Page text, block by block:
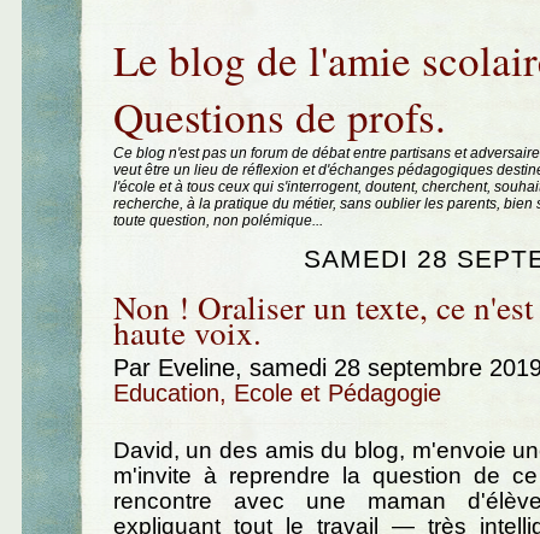
Le blog de l'amie
Questions de profs.
Ce blog n'est pas un forum de débat entre partisans et
veut être un lieu de réflexion et d'échanges pédagogiques
l'école et à tous ceux qui s'interrogent, doutent, cherchent,
recherche, à la pratique du métier, sans oublier les parents, bien
toute question, non polémique...
SAMEDI 28
Non ! Oraliser un texte, ce
haute voix.
Par Eveline, samedi 28 septembre
Education, Ecole et Pédagogie
David, un des amis du blog, m'envoie
m'invite à reprendre la question de
rencontre avec une maman
expliquant tout le travail — très